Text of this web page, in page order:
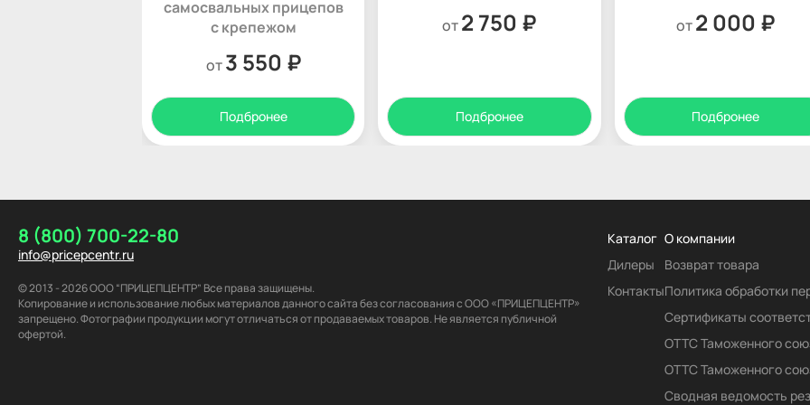
самосвальных прицепов
с крепежом
от3 550 ₽
Подбронее
от2 750 ₽
Подбронее
от2 000 ₽
Подбронее
8 (800) 700-22-80
info@pricepcentr.ru
© 2013 - 2026 ООО “ПРИЦЕПЦЕНТР” Все права защищены.
Копирование и использование любых материалов данного сайта без согласования с ООО «ПРИЦЕПЦЕНТР»
запрещено. Фотографии продукции могут отличаться от продаваемых товаров. Не является публичной
офертой.
Каталог
Дилеры
Контакты
О компании
Возврат товара
Политика обработки
Сертификаты
ОТТС Таможенного
ОТТС Таможенного
Сводная ведомость